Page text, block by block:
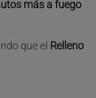
más a fuego
que el Relleno